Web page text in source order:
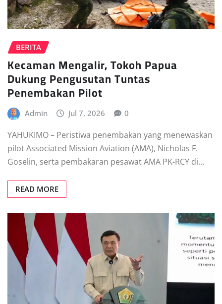
BERITA
Kecaman Mengalir, Tokoh Papua
Dukung Pengusutan Tuntas
Penembakan Pilot
Admin Jul 7, 2026 0
YAHUKIMO – Peristiwa penembakan yang menewaskan
pilot Associated Mission Aviation (AMA), Nicholas F.
Goselin, serta pembakaran pesawat AMA PK-RCY di…
READ MORE